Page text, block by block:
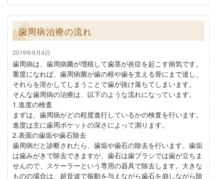
歯周病治療の流れ
2019年9月4日
歯周病は、歯周病菌が増殖して歯茎が炎症を起こす病気です。
重度になれば、歯周病菌が歯の根や歯を支える骨にまで達し、
それらを溶かしてしまうことで歯が抜け落ちてしまいます。
そんな歯周病の治療は、以下のような流れになっています。
1.進度の検査
まずは、歯周病がどの程度進行しているかの検査を行います。
進度は主に歯周ポケットの深さによって測ります。
2.表面の歯垢や歯石除去
歯周病だと診断されたら、歯垢や歯石の除去を行います。歯垢
は歯みがきで除去できますが、歯石は歯ブラシでは歯が立ちま
せんので、スケーラーという専用の器具で除去します。大きな
ものの場合は、超音波で振動を与えながら歯石を崩しながら除